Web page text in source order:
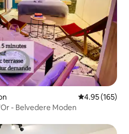
Penarafan
4.95 (165)
- Belvedere Moden